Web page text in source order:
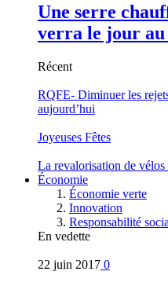
Une serre
verra le jour
Récent
RQFE- Diminuer les
aujourd’hui
Joyeuses Fêtes
La revalorisation de
Économie
Économie verte
Innovation
Responsabilité
En vedette
22 juin 2017 0